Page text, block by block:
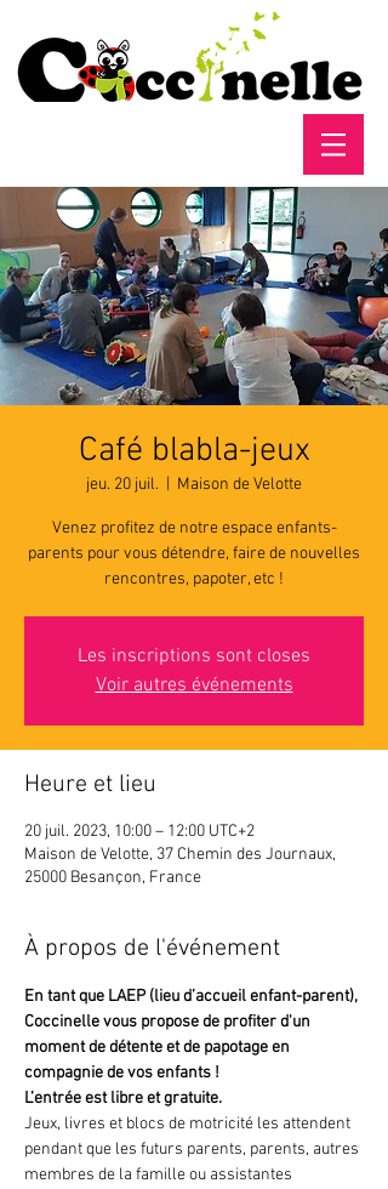
Café blabla-jeux
jeu. 20 juil. Maison de Velotte
Venez profitez de notre espace enfants-
parents pour vous détendre, faire de nouvelles
rencontres, papoter, etc !
Les inscriptions sont closes
Voir autres événements
Heure et lieu
20 juil. 2023, 10:00 – 12:00 UTC+2
Maison de Velotte, 37 Chemin des Journaux,
25000 Besançon, France
À propos de l'événement
En tant que LAEP (lieu d’accueil enfant-parent),
Coccinelle vous propose de profiter d'un
moment de détente et de papotage en
compagnie de vos enfants !
L’entrée est libre et gratuite.
Jeux, livres et blocs de motricité les attendent
pendant que les futurs parents, parents, autres
membres de la famille ou assistantes